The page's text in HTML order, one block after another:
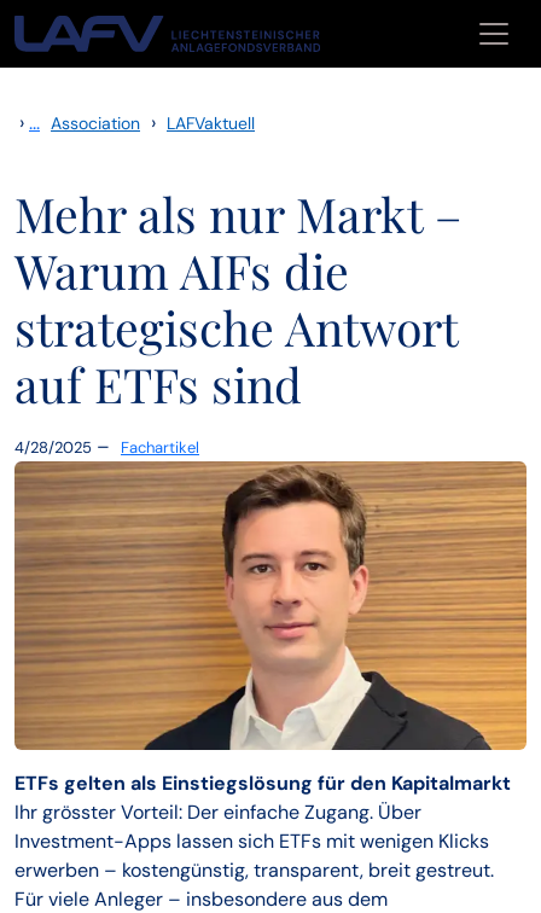
Skip to main content
›... Association › LAFVaktuell
Mehr als nur Markt –
Warum AIFs die
strategische Antwort
auf ETFs sind
4/28/2025 – Fachartikel
ETFs gelten als Einstiegslösung für den Kapitalmarkt
Ihr grösster Vorteil: Der einfache Zugang. Über
Investment-Apps lassen sich ETFs mit wenigen Klicks
erwerben – kostengünstig, transparent, breit gestreut.
Für viele Anleger – insbesondere aus dem